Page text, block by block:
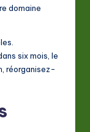
domaine
six mois, le
réorganisez-